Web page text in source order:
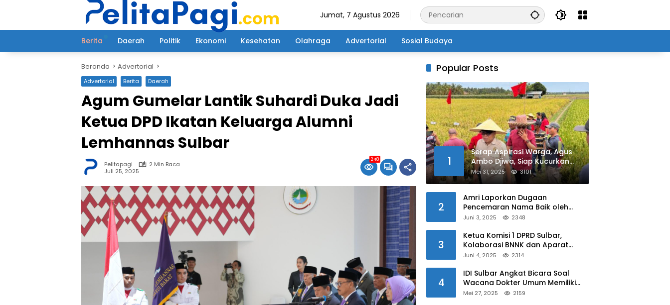
Jumat, 7 Agustus 2026
Berita Daerah Politik Ekonomi Kesehatan Olahraga Advertorial Sosial Budaya
Beranda Advertorial
Advertorial Berita Daerah
Agum Gumelar Lantik Suhardi Duka Jadi
Ketua DPD Ikatan Keluarga Alumni
Lemhannas Sulbar
Pelitapagi
2 Min Baca
Juli 25, 2025
248
Popular Posts
1
Serap Aspirasi Warga, Agus
Ambo Djiwa, Siap Kucurkan
Bantuan Pertanian di Kalukku
Mei 31, 2025 3101
2
Amri Laporkan Dugaan
Pencemaran Nama Baik oleh
Oknum Polisi ke Propam Polda
Juni 3, 2025 2348
3
Ketua Komisi 1 DPRD Sulbar,
Kolaborasi BNNK dan Aparat
Kepolisian Tekan Penyalahgunaan
Juni 4, 2025 2314
4
IDI Sulbar Angkat Bicara Soal
Wacana Dokter Umum Memiliki
Kewenangan Operasi Caesar
Mei 27, 2025 2159